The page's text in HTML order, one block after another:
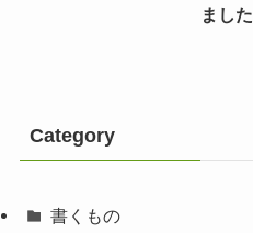
ました
Category
書くもの